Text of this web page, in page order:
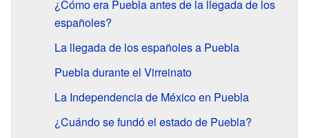
¿Cómo era Puebla antes de la llegada de los
españoles?
La llegada de los españoles a Puebla
Puebla durante el Virreinato
La Independencia de México en Puebla
¿Cuándo se fundó el estado de Puebla?